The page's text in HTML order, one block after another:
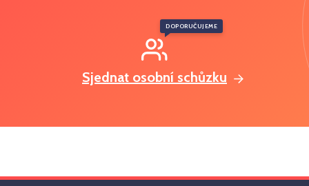
Sjednat osobní schůzku
DOPORUČUJEME